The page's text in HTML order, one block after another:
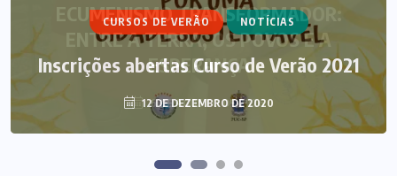
CURSOS DE VERÃO NOTÍCIAS
Inscrições abertas Curso de Verão 2021
12 DE DEZEMBRO DE 2020
ECUMENISMO TRANSFORMADOR:
ENTRE A TERRA, OS POVOS E A
ESPERANÇA
6 DE AGOSTO DE 2026